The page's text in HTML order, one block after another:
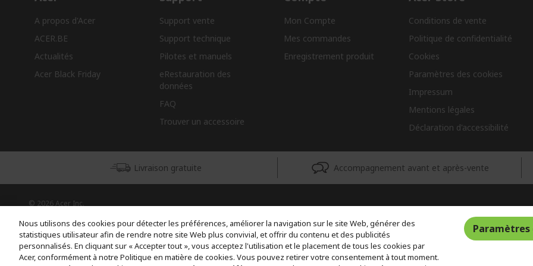
A propos d'Acer
ACER.BE
Actualités
Acer Black Friday
Support vente
Support technique
Pilotes et manuels
eRestauration des
données​
FAQ
Trouver un accessoire
Mon Compte
Mes commandes
Enregistrement produit
Conditions de vente
Politique de confidentialité
Cookies
Paramètres des cookies
Impressum
Mentions légales
Déclaration d'accessibilité
Livraison gratuite Accompagnement avant et après-vente
© 2026 Acer Inc.
CPYou BV est le revendeur et marchand agréé pour les produits et
services proposés au sein de ce magasin.
Nous utilisons des cookies pour détecter les préférences, améliorer la navigation sur le site Web, générer des
statistiques utilisateur afin de rendre notre site Web plus convivial, et offrir du contenu et des publicités
personnalisés. En cliquant sur « Accepter tout », vous acceptez l'utilisation et le placement de tous les cookies par
Acer, conformément à notre Politique en matière de cookies. Vous pouvez retirer votre consentement à tout moment.
Paramètres